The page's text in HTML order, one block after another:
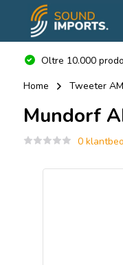
Oltre 10.000
Home
Tweeter
Mundorf
0